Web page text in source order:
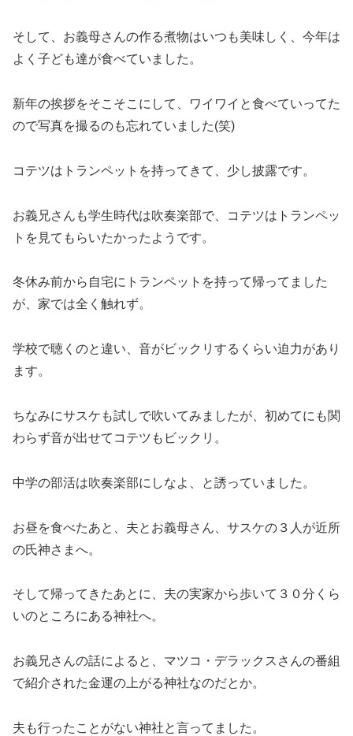
そして、お義母さんの作る煮物はいつも美味しく、今年は
よく子ども達が食べていました。
新年の挨拶をそこそこにして、ワイワイと食べていってた
ので写真を撮るのも忘れていました(笑)
コテツはトランペットを持ってきて、少し披露です。
お義兄さんも学生時代は吹奏楽部で、コテツはトランペッ
トを見てもらいたかったようです。
冬休み前から自宅にトランペットを持って帰ってました
が、家では全く触れず。
学校で聴くのと違い、音がビックリするくらい迫力があり
ます。
ちなみにサスケも試しで吹いてみましたが、初めてにも関
わらず音が出せてコテツもビックリ。
中学の部活は吹奏楽部にしなよ、と誘っていました。
お昼を食べたあと、夫とお義母さん、サスケの３人が近所
の氏神さまへ。
そして帰ってきたあとに、夫の実家から歩いて３０分くら
いのところにある神社へ。
お義兄さんの話によると、マツコ・デラックスさんの番組
で紹介された金運の上がる神社なのだとか。
夫も行ったことがない神社と言ってました。